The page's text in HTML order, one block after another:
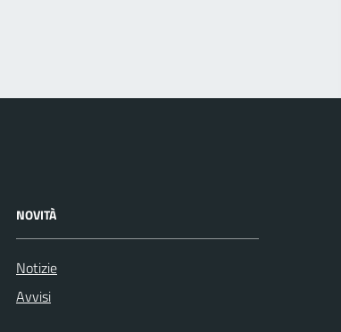
NOVITÀ
Notizie
Avvisi